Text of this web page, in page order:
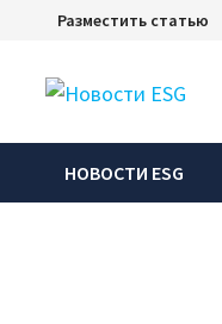
Перейти
содержимому
Разместить статью
НОВОСТИ ESG